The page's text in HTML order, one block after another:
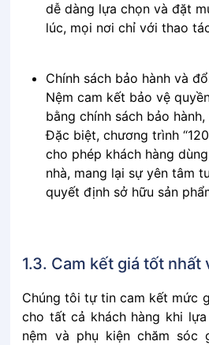
dễ dàng lựa chọn và đặt
lúc, mọi nơi chỉ với thao
Chính sách bảo hành và
Nệm cam kết bảo vệ
bằng chính sách bảo
Đặc biệt, chương trình
cho phép khách hàng
nhà, mang lại sự yên tâm
quyết định sở hữu sản
1.3. Cam kết giá tốt nhất
Chúng tôi tự tin cam kết mức
cho tất cả khách hàng khi
nệm và phụ kiện chăm sóc